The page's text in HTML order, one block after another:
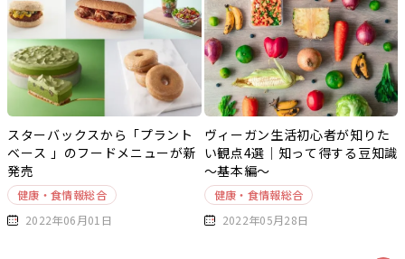
スターバックスから「プラント
ベース 」のフードメニューが新
発売
健康・食情報総合
2022年06月01日
ヴィーガン生活初心者が知りた
い観点4選｜知って得する豆知識
～基本編～
健康・食情報総合
2022年05月28日